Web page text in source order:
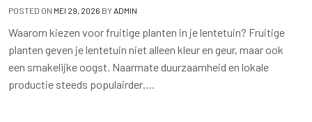
POSTED ON MEI 29, 2026 BYADMIN
Waarom kiezen voor fruitige planten in je lentetuin? Fruitige
planten geven je lentetuin niet alleen kleur en geur, maar ook
een smakelijke oogst. Naarmate duurzaamheid en lokale
productie steeds populairder….